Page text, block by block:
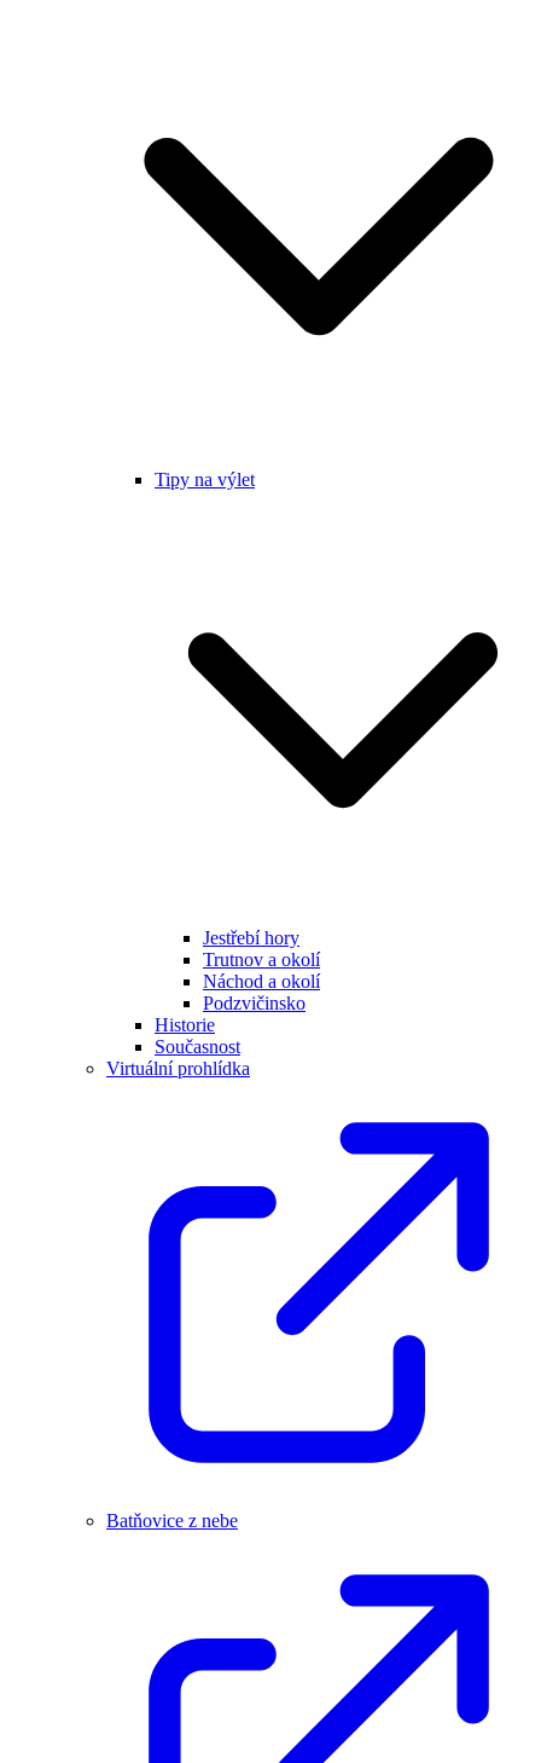
Tipy na výlet
Jestřebí hory
Trutnov a okolí
Náchod a okolí
Podzvičinsko
Historie
Současnost
Virtuální prohlídka
Batňovice z nebe